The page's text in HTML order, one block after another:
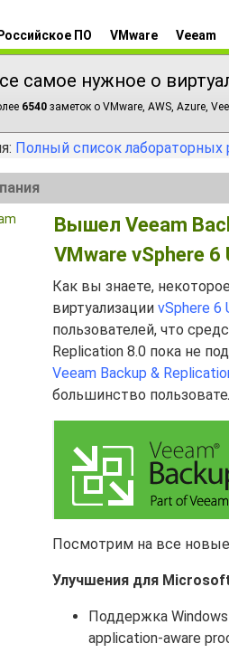
Российское ПО VMware Veeam
самое нужное о
6540 заметок о VMware, AWS, Azure,
Полный список лабораторных
Вышел Veeam
VMware vSphere 6
Как вы знаете,
виртуализации vSphere 6
пользователей, что
Replication 8.0 пока не
Veeam Backup &
большинство
Посмотрим на все новые
Улучшения для
Поддержка
application-aware